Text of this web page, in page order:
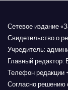
г
а
ц
Сетевое издание
Свидетельство о
Учредитель:
Главный
Телефон
Согласно решению